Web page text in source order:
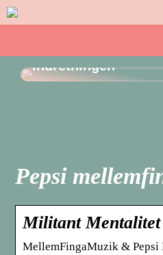
indretningen
Pepsi
Militant
MellemFingaMuzik & Pepsi